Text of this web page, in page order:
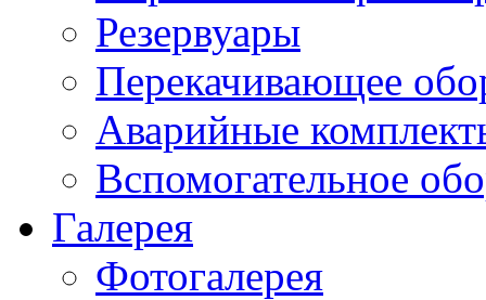
Резервуары
Перекачивающее
Аварийные
Вспомогательное
Галерея
Фотогалерея